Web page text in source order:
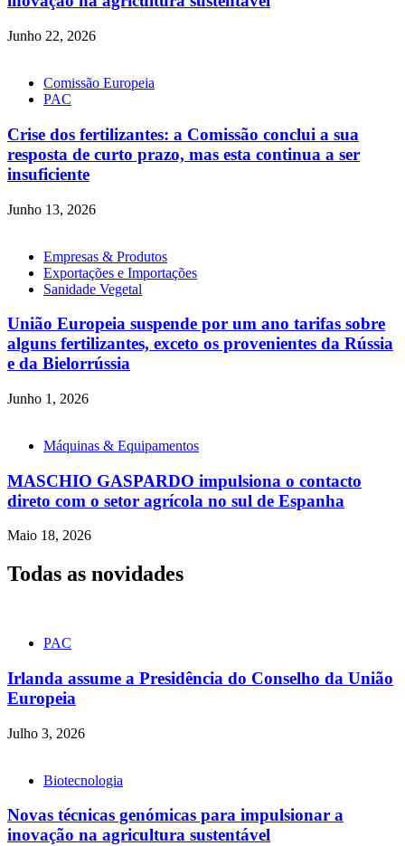
Junho 22, 2026
Comissão Europeia
PAC
Crise dos fertilizantes: a Comissão conclui a sua
resposta de curto prazo, mas esta continua a ser
insuficiente
Junho 13, 2026
Empresas & Produtos
Exportações e Importações
Sanidade Vegetal
União Europeia suspende por um ano tarifas sobre
alguns fertilizantes, exceto os provenientes da Rússia
e da Bielorrússia
Junho 1, 2026
Máquinas & Equipamentos
MASCHIO GASPARDO impulsiona o contacto
direto com o setor agrícola no sul de Espanha
Maio 18, 2026
Todas as novidades
PAC
Irlanda assume a Presidência do Conselho da União
Europeia
Julho 3, 2026
Biotecnologia
Novas técnicas genómicas para impulsionar a
inovação na agricultura sustentável